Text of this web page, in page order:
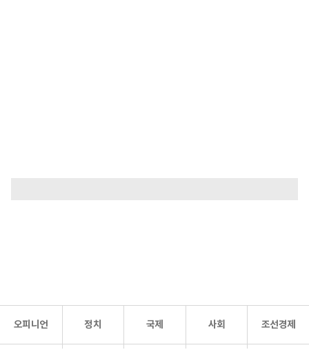
오피니언 정치 국제 사회 조선경제